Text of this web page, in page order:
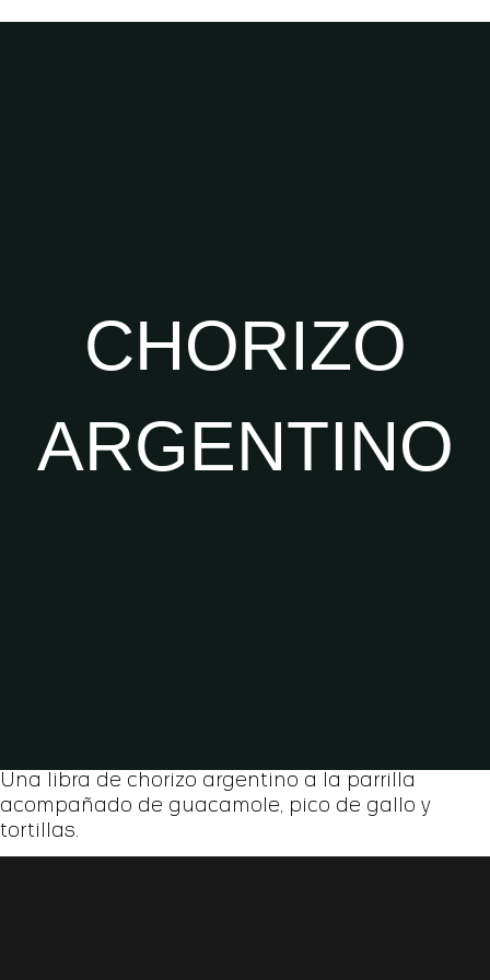
CHORIZO
ARGENTINO
Una libra de chorizo argentino a la parrilla
acompañado de guacamole, pico de gallo y
tortillas.